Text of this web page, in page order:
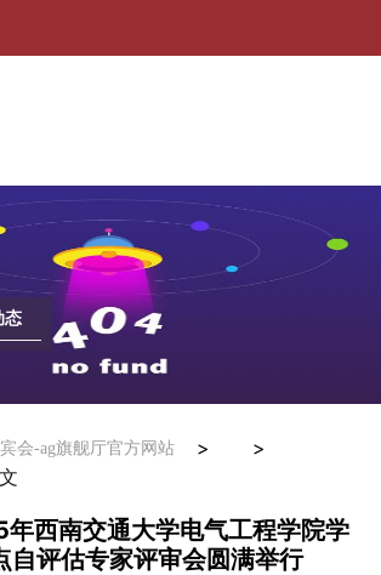
态
会-ag旗舰厅官方网站 > >
西南交通大学电气工程学院学
自评估专家评审会圆满举行